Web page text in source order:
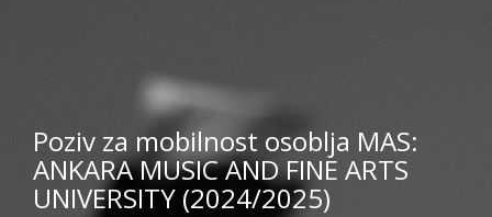
Poziv za mobilnost osoblja MAS:
ANKARA MUSIC AND FINE ARTS
UNIVERSITY (2024/2025)